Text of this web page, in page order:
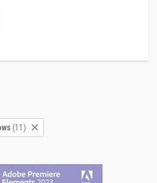
(11)